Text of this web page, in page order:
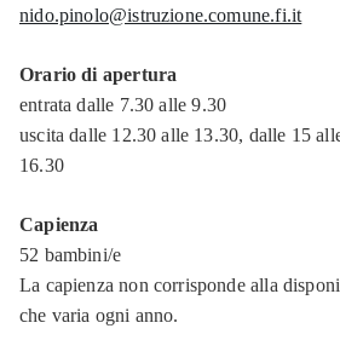
nido.pinolo@istruzione.comune.fi.it
Orario di apertura
entrata dalle 7.30 alle 9.30
uscita dalle 12.30 alle 13.30, dalle 15
16.30
Capienza
52 bambini/e
La capienza non corrisponde alla
che varia ogni anno.